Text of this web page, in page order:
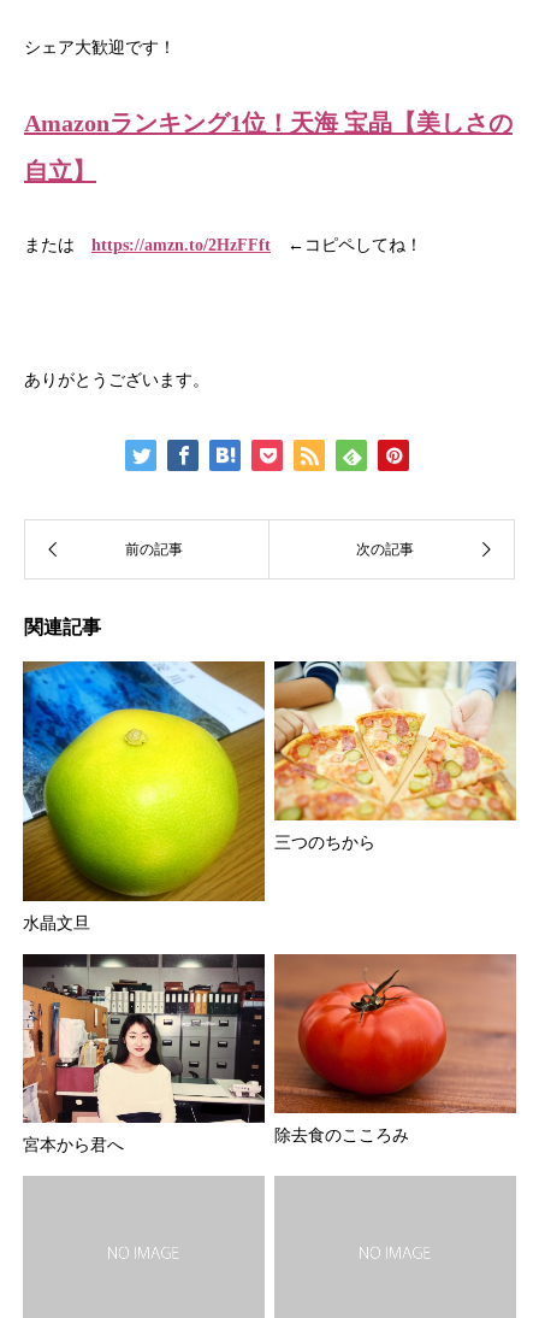
シェア大歓迎です！
Amazonランキング1位！天海 宝晶【美しさの
自立】
または https://amzn.to/2HzFFft ←コピペしてね！
ありがとうございます。
関連記事
水晶文旦
三つのちから
宮本から君へ
除去食のこころみ